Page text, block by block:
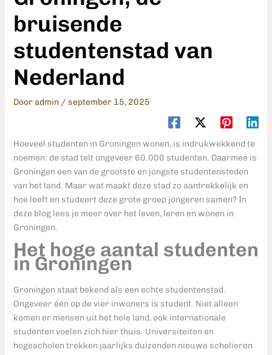
bruisende
studentenstad van
Nederland
Dooradmin / september 15, 2025
Hoeveel studenten in Groningen wonen, is indrukwekkend te
noemen: de stad telt ongeveer 60.000 studenten. Daarmee is
Groningen een van de grootste en jongste studentensteden
van het land. Maar wat maakt deze stad zo aantrekkelijk en
hoe leeft en studeert deze grote groep jongeren samen? In
deze blog lees je meer over het leven, leren en wonen in
Groningen.
Het hoge aantal studenten
in Groningen
Groningen staat bekend als een echte studentenstad.
Ongeveer één op de vier inwoners is student. Niet alleen
komen er mensen uit het hele land, ook internationale
studenten voelen zich hier thuis. Universiteiten en
hogescholen trekken jaarlijks duizenden nieuwe scholieren